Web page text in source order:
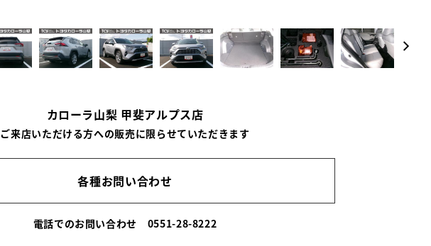
カローラ山梨 甲斐アルプス店
ご来店いただける方への販売に限らせていただきます
各種お問い合わせ
電話でのお問い合わせ 0551-28-8222